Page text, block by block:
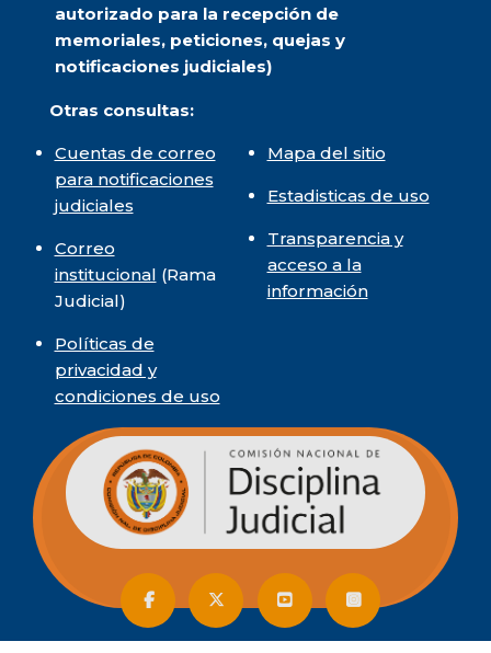
autorizado para la recepción de
memoriales, peticiones, quejas y
notificaciones judiciales)
Otras consultas:
Cuentas de correo
para notificaciones
judiciales
Correo
institucional (Rama
Judicial)
Políticas de
privacidad y
condiciones de uso
Mapa del sitio
Estadisticas de uso
Transparencia y
acceso a la
información